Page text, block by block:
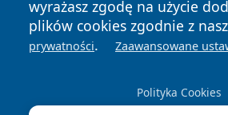
wyrażasz zgodę na użycie
plików cookies zgodnie z
prywatności. Zaawansowane
Polityka Cookies